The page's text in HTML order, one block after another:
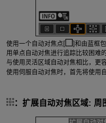
使用一个自动对焦点[
]和由蓝框
用单点自动对焦进行追踪比较困难
与使用灵活区域自动对焦相比，更
使用伺服自动对焦时，首先将使用
：扩展自动对焦区域: 周